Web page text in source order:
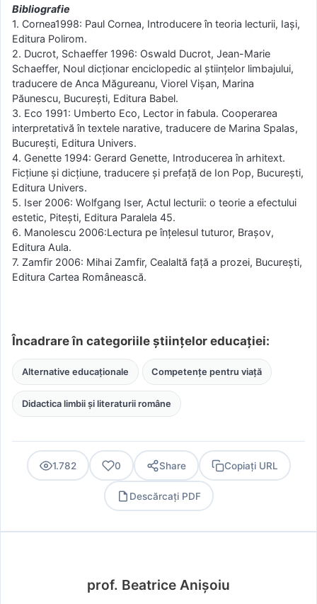
Bibliografie
1. Cornea1998: Paul Cornea, Introducere în teoria lecturii, Iaşi,
Editura Polirom.
2. Ducrot, Schaeffer 1996: Oswald Ducrot, Jean-Marie
Schaeffer, Noul dicţionar enciclopedic al ştiinţelor limbajului,
traducere de Anca Măgureanu, Viorel Vişan, Marina
Păunescu, Bucureşti, Editura Babel.
3. Eco 1991: Umberto Eco, Lector in fabula. Cooperarea
interpretativă în textele narative, traducere de Marina Spalas,
Bucureşti, Editura Univers.
4. Genette 1994: Gerard Genette, Introducerea în arhitext.
Ficţiune şi dicţiune, traducere şi prefaţă de Ion Pop, Bucureşti,
Editura Univers.
5. Iser 2006: Wolfgang Iser, Actul lecturii: o teorie a efectului
estetic, Piteşti, Editura Paralela 45.
6. Manolescu 2006:Lectura pe înţelesul tuturor, Braşov,
Editura Aula.
7. Zamfir 2006: Mihai Zamfir, Cealaltă faţă a prozei, Bucureşti,
Editura Cartea Românească.
Încadrare în categoriile științelor educației:
Alternative educaționale Competențe pentru viață
Didactica limbii și literaturii române
1.782 0 Share Copiați URL
Descărcați PDF
prof. Beatrice Anișoiu